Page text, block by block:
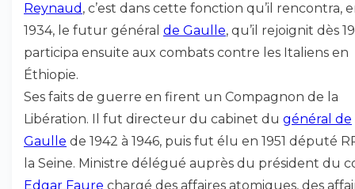
Reynaud , c’est dans cette fonction qu’il rencontra,
1934, le futur général de Gaulle, qu’il rejoignit dès
participa ensuite aux combats contre les Italiens en
Éthiopie.
Ses faits de guerre en firent un Compagnon de la
Libération. Il fut directeur du cabinet du général de
Gaulle de 1942 à 1946, puis fut élu en 1951 député
la Seine. Ministre délégué auprès du président du
Edgar Faure chargé des affaires atomiques, des